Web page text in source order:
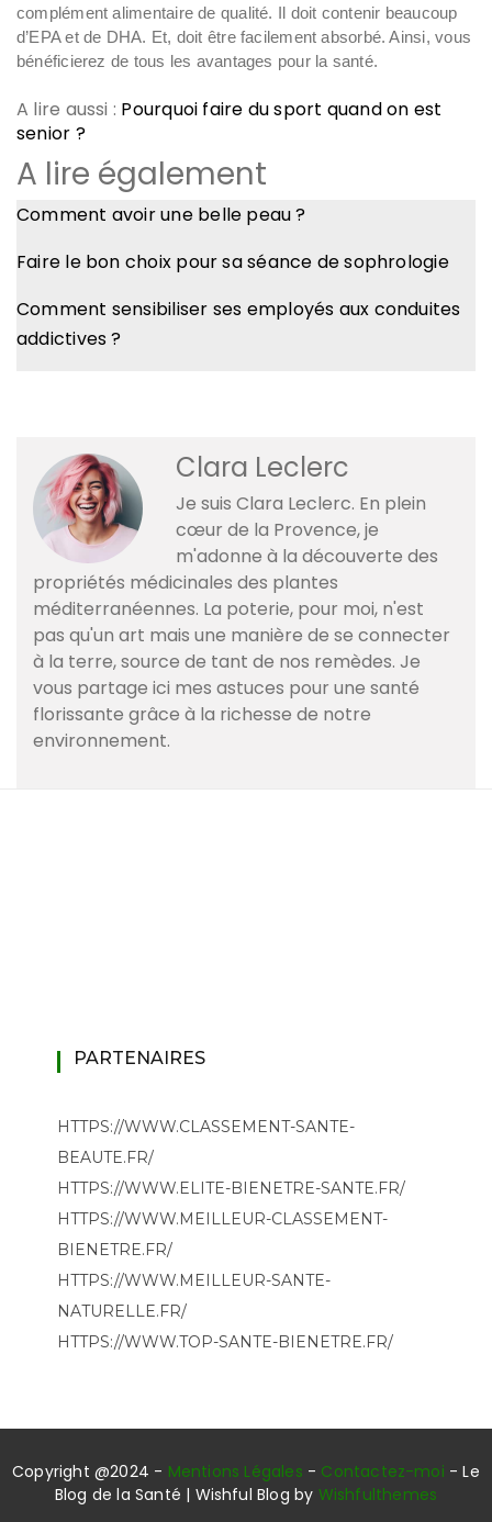
complément alimentaire de qualité. Il doit contenir beaucoup
d’EPA et de DHA. Et, doit être facilement absorbé. Ainsi, vous
bénéficierez de tous les avantages pour la santé.
A lire aussi : Pourquoi faire du sport quand on est
senior ?
A lire également
Comment avoir une belle peau ?
Faire le bon choix pour sa séance de sophrologie
Comment sensibiliser ses employés aux conduites
addictives ?
Clara Leclerc
Je suis Clara Leclerc. En plein
cœur de la Provence, je
m'adonne à la découverte des
propriétés médicinales des plantes
méditerranéennes. La poterie, pour moi, n'est
pas qu'un art mais une manière de se connecter
à la terre, source de tant de nos remèdes. Je
vous partage ici mes astuces pour une santé
florissante grâce à la richesse de notre
environnement.
PARTENAIRES
HTTPS://WWW.CLASSEMENT-SANTE-
BEAUTE.FR/
HTTPS://WWW.ELITE-BIENETRE-SANTE.FR/
HTTPS://WWW.MEILLEUR-CLASSEMENT-
BIENETRE.FR/
HTTPS://WWW.MEILLEUR-SANTE-
NATURELLE.FR/
HTTPS://WWW.TOP-SANTE-BIENETRE.FR/
Copyright @2024 - Mentions Légales - Contactez-moi - Le
Blog de la Santé | Wishful Blog by Wishfulthemes